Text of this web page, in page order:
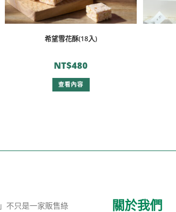
希望雪花酥(18入)
NT$480
查看內容
」不只是一家販售綠 關於我們